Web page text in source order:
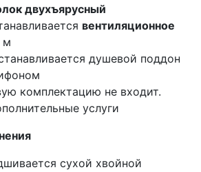
двухъярусный
вентиляционное
м
душевой поддон
комплектацию не входит.
услуги
сухой хвойной